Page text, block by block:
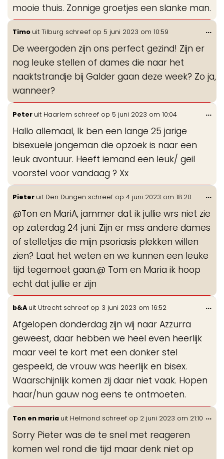
mooie thuis. Zonnige groetjes een slanke man.
Timo uit Tilburg schreef op 5 juni 2023 om 10:59
De weergoden zijn ons perfect gezind! Zijn er
nog leuke stellen of dames die naar het
naaktstrandje bij Galder gaan deze week? Zo ja,
wanneer?
...
Peter uit Haarlem schreef op 5 juni 2023 om 10:04
Hallo allemaal, Ik ben een lange 25 jarige
bisexuele jongeman die opzoek is naar een
leuk avontuur. Heeft iemand een leuk/ geil
voorstel voor vandaag ? Xx
...
Pieter uit Den Dungen schreef op 4 juni 2023 om 18:20
@Ton en MariA, jammer dat ik jullie wrs niet zie
op zaterdag 24 juni. Zijn er mss andere dames
of stelletjes die mijn psoriasis plekken willen
zien? Laat het weten en we kunnen een leuke
tijd tegemoet gaan.@ Tom en Maria ik hoop
echt dat jullie er zijn
...
b&A uit Utrecht schreef op 3 juni 2023 om 16:52
Afgelopen donderdag zijn wij naar Azzurra
geweest, daar hebben we heel even heerlijk
maar veel te kort met een donker stel
gespeeld, de vrouw was heerlijk en bisex.
Waarschijnlijk komen zij daar niet vaak. Hopen
haar/hun gauw nog eens te ontmoeten.
...
Ton en maria uit Helmond schreef op 2 juni 2023 om 21:10
Sorry Pieter was de te snel met reageren
komen wel rond die tijd maar denk niet op
...